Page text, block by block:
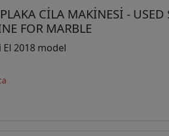
CİLA MAKİNESİ - USED
FOR MARBLE
El 2018 model